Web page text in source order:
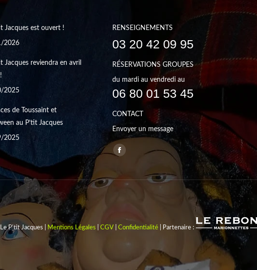
Jacques est ouvert !
2026
Jacques reviendra en avril
2025
de Toussaint et
au P’tit Jacques
2025
RENSEIGNEMENTS
03 20 42 09 95
RÉSERVATIONS GROUPES
du mardi au vendredi au
06 80 01 53 45
CONTACT
Envoyer un message
Trouvez nous sur :
Facebook
opens
window
P'tit Jacques | Mentions Légales CGV Confidentialité | Partenaire :